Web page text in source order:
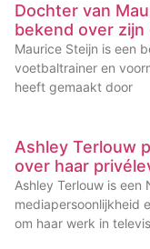
Dochter van
bekend over zijn
Maurice Steijn is een
voetbaltrainer en
heeft gemaakt door
Ashley Terlouw
over haar
Ashley Terlouw is een
mediapersoonlijkheid
om haar werk in